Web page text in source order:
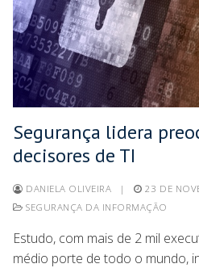
Segurança lidera
decisores de TI
DANIELA OLIVEIRA | 23 DE
SEGURANÇA DA INFORMAÇÃO
Estudo, com mais de 2 mil
médio porte de todo o mundo,